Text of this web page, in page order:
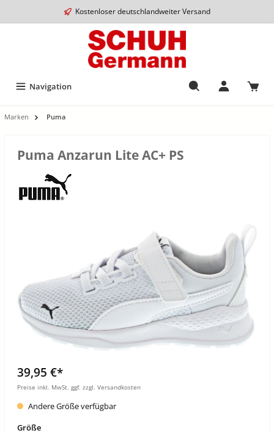
Kostenloser deutschlandweiter Versand
Navigation
Marken Puma
Puma Anzarun Lite AC+ PS
39,95 €*
Preise inkl. MwSt. ggf. zzgl. Versandkosten
Andere Größe verfügbar
Größe